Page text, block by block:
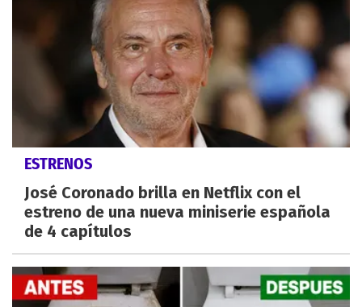
ESTRENOS
José Coronado brilla en Netflix con el
estreno de una nueva miniserie española
de 4 capítulos